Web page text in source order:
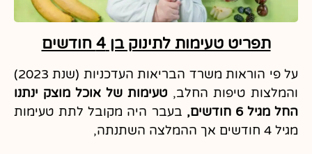
תפריט טעימות לתינוק בן 4 חודשים
על פי הוראות משרד הבריאות העדכניות (שנת 2023)
והמלצות טיפות החלב, טעימות של אוכל מוצק ינתנו
החל מגיל 6 חודשים,
בעבר היה מקובל לתת טעימות
מגיל 4 חודשים אך ההמלצה השתנתה,